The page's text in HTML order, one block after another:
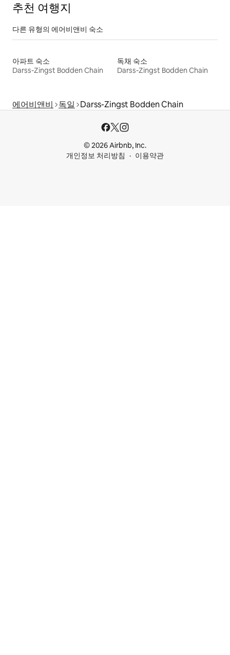
추천 여행지
다른 유형의 에어비앤비 숙소
아파트 숙소
Darss-Zingst Bodden Chain
독채 숙소
Darss-Zingst Bodden Chain
에어비앤비 독일 Darss-Zingst Bodden Chain
© 2026 Airbnb, Inc.
개인정보 처리방침
이용약관